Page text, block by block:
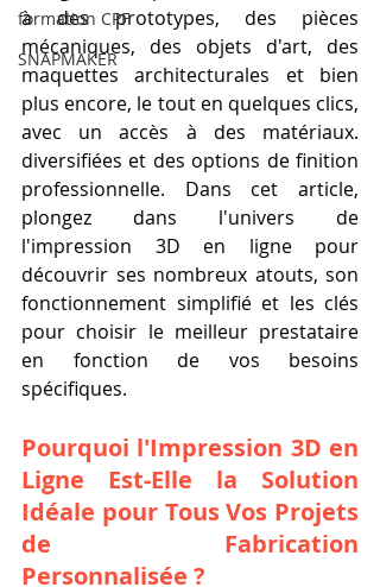
formation CPF
SNAPMAKER
à des prototypes, des pièces
mécaniques, des objets d'art, des
maquettes architecturales et bien
plus encore, le tout en quelques clics,
avec un accès à des matériaux.
diversifiées et des options de finition
professionnelle. Dans cet article,
plongez dans l'univers de
l'impression 3D en ligne pour
découvrir ses nombreux atouts, son
fonctionnement simplifié et les clés
pour choisir le meilleur prestataire
en fonction de vos besoins
spécifiques.
Pourquoi l'Impression 3D en
Ligne Est-Elle la Solution
Idéale pour Tous Vos Projets
de Fabrication
Personnalisée ?